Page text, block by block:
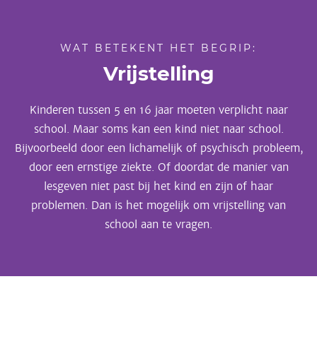
WAT BETEKENT HET BEGRIP:
Vrijstelling
Kinderen tussen 5 en 16 jaar moeten verplicht naar
school. Maar soms kan een kind niet naar school.
Bijvoorbeeld door een lichamelijk of psychisch probleem,
door een ernstige ziekte. Of doordat de manier van
lesgeven niet past bij het kind en zijn of haar
problemen. Dan is het mogelijk om vrijstelling van
school aan te vragen.